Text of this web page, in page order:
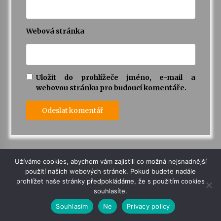
Webová stránka
Uložit do prohlížeče jméno, e-mail a
webovou stránku pro budoucí komentáře.
Next Post
Z deníku humpolecké policie
Poprask v Humpolci. Žena házela
Užíváme cookies, abychom vám zajistili co možná nejsnadnější
použití našich webových stránek. Pokud budete nadále
prohlížet naše stránky předpokládáme, že s použitím cookies
souhlasíte.
Souhlasím
Ne Privacy policy